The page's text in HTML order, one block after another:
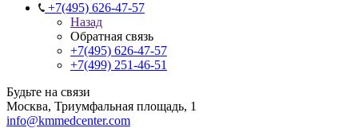
+7(495) 626-47-57
Назад
Обратная связь
+7(495) 626-47-57
+7(499) 251-46-51
Будьте на связи
Москва, Триумфальная площадь, 1
info@kmmedcenter.com